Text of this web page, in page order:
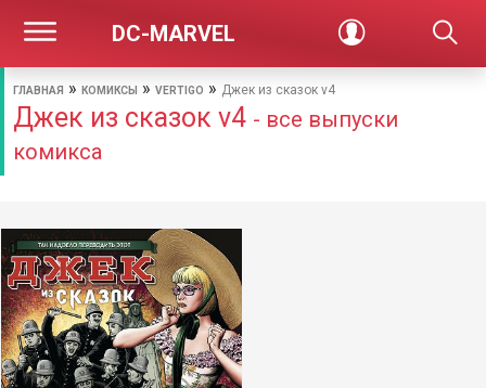
DC-MARVEL
ГЛАВНАЯ » КОМИКСЫ » VERTIGO » Джек из сказок v4
Джек из сказок v4 - все выпуски
комикса